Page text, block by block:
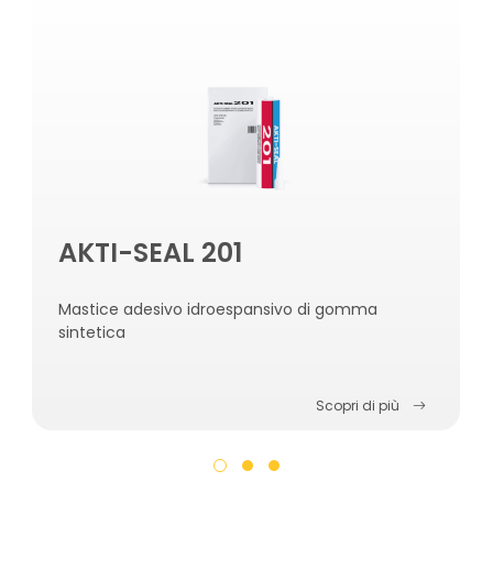
AKTI-SEAL 201
Mastice adesivo idroespansivo di gomma
sintetica
Scopri di più